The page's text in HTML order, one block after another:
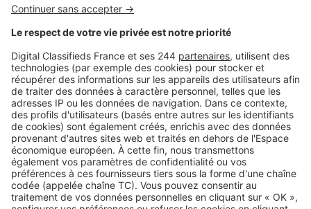
Logic-Immo c’est aussi …
Retrouvez-nous sur …
A propos